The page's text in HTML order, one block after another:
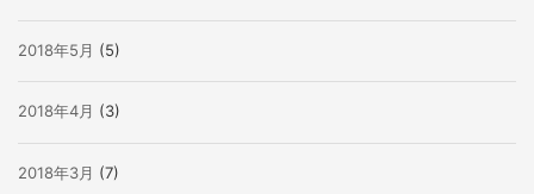
2018年5月 (5)
2018年4月 (3)
2018年3月 (7)